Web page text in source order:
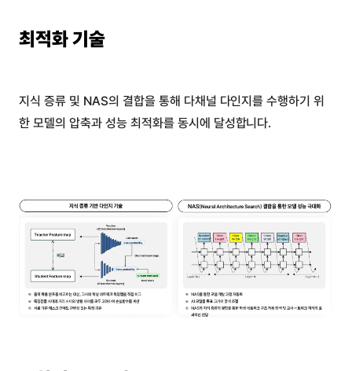
최적화 기술
지식 증류 및 NAS의 결합을 통해 다채널 다인지를 수행하기 위
한 모델의 압축과 성능 최적화를 동시에 달성합니다.